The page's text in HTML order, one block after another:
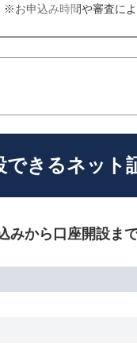
※お申込み時間や審査に
できるネット
みから口座開設ま